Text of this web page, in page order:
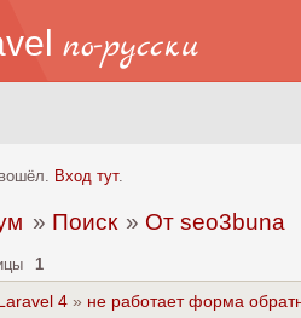
по-русски
Вход тут.
» Поиск » От seo3buna
1
4 » не работает форма